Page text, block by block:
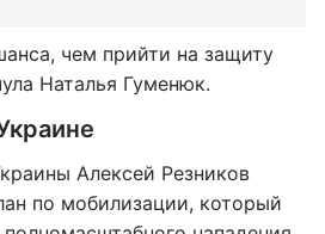
чем прийти на защиту
Наталья Гуменюк.
Алексей Резников
по мобилизации, который